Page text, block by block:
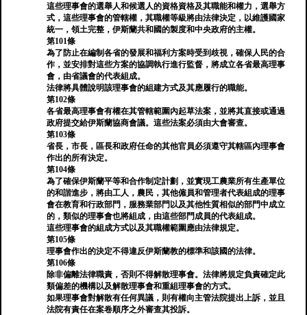
這些理事會的選舉人和候選人的資格資格及其職能和權力，選舉方
式，這些理事會的管轄權，其職權等級將由法律決定，以維護國家
統一，領土完整，伊斯蘭共和國的製度和中央政府的主權。
第101條
為了防止在編制各省的發展和福利方案時受到歧視，確保人民的合
作，並安排對這些方案的協調執行進行監督，將成立各省最高理事
會，由省議會的代表組成。
法律將具體說明該理事會的組建方式及其應履行的職能。
第102條
各省最高理事會有權在其管轄範圍內起草法案，並將其直接或通過
政府提交給伊斯蘭協商會議。這些法案必須由大會審查。
第103條
省長，市長，區長和政府任命的其他官員必須遵守其轄區內理事會
作出的所有決定。
第104條
為了確保伊斯蘭平等和合作制定計劃，並實現工農業所有生產單位
的和諧進步，將由工人，農民，其他僱員和管理者代表組成的理事
會在教育和行政部門，服務業部門以及其他性質相似的部門中成立
的，類似的理事會也將組成，由這些部門成員的代表組成。
這些理事會的組成方式以及其職權範圍應由法律規定。
第105條
理事會作出的決定不得違反伊斯蘭教的標準和該國的法律。
第106條
除非偏離法律職責，否則不得解散理事會。法律將規定負責確定此
類偏差的機構以及解散理事會和重組理事會的方式。
如果理事會對解散有任何異議，則有權向主管法院提出上訴，並且
法院有責任在案卷順序之外審查其投訴。